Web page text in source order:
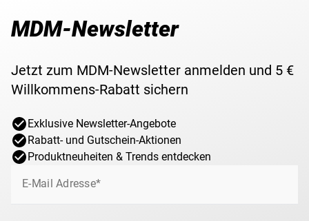
Gewicht 8,50 g
Lieferzeit 3-5 Werktage
MDM-Newsletter
Jetzt zum MDM-Newsletter anmelden und 5 €
Willkommens-Rabatt sichern
Exklusive Newsletter-Angebote
Rabatt- und Gutschein-Aktionen
Produktneuheiten & Trends entdecken
E-Mail Adresse*